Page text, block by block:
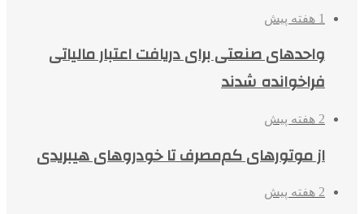
1 هفته پیش
واحدهای صنعتی برای دریافت اعتبار مالیاتی
فراخوانده شدند
2 هفته پیش
از موتورهای کم‌مصرف تا خودروهای هیبریدی
2 هفته پیش